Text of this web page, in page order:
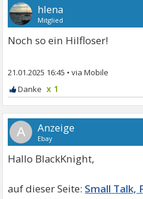
hlena
Mitglied
Noch so ein Hilfloser!
21.01.2025 16:45 •
x 1
A
Hallo BlackKnight,
Small Talk,